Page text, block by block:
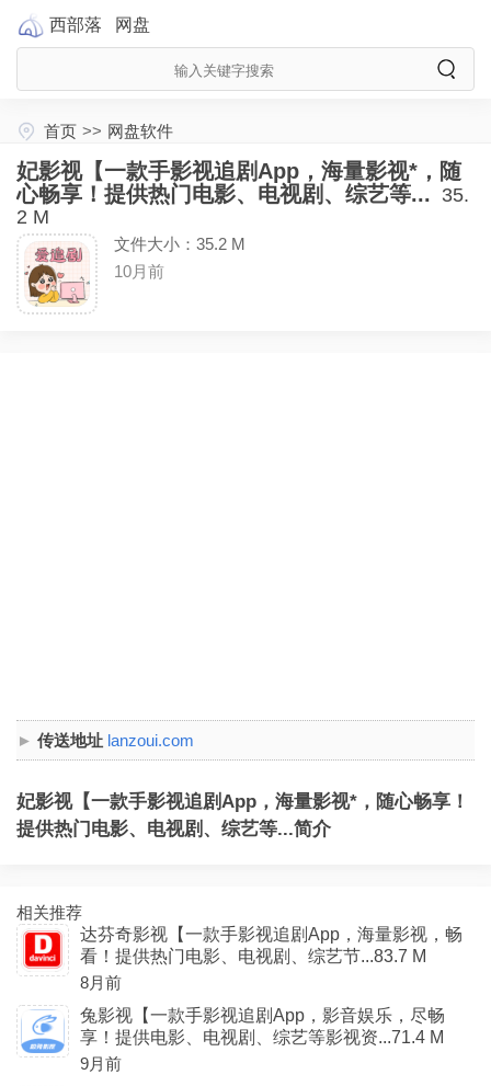
西部落 网盘
首页 >> 网盘软件
妃影视【一款手影视追剧App，海量影视*，随
心畅享！提供热门电影、电视剧、综艺等... 35.
2 M
文件大小：35.2 M
10月前
传送地址 lanzoui.com
妃影视【一款手影视追剧App，海量影视*，随心畅享！
提供热门电影、电视剧、综艺等...简介
相关推荐
达芬奇影视【一款手影视追剧App，海量影视，畅
看！提供热门电影、电视剧、综艺节...83.7 M
8月前
兔影视【一款手影视追剧App，影音娱乐，尽畅
享！提供电影、电视剧、综艺等影视资...71.4 M
9月前